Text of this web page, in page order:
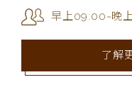
早上09:00~晚
了解